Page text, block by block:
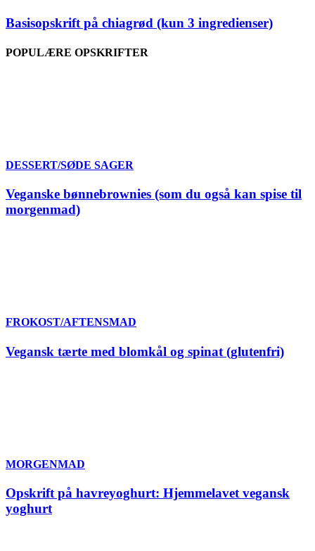
Basisopskrift på chiagrød (kun 3 ingredienser)
POPULÆRE OPSKRIFTER
DESSERT/SØDE SAGER
Veganske bønnebrownies (som du også kan spise til
morgenmad)
FROKOST/AFTENSMAD
Vegansk tærte med blomkål og spinat (glutenfri)
MORGENMAD
Opskrift på havreyoghurt: Hjemmelavet vegansk
yoghurt